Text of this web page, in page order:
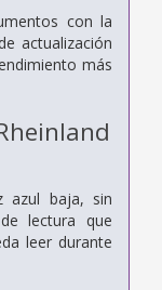
con la
actualización
más
azul baja, sin
lectura que
leer durante